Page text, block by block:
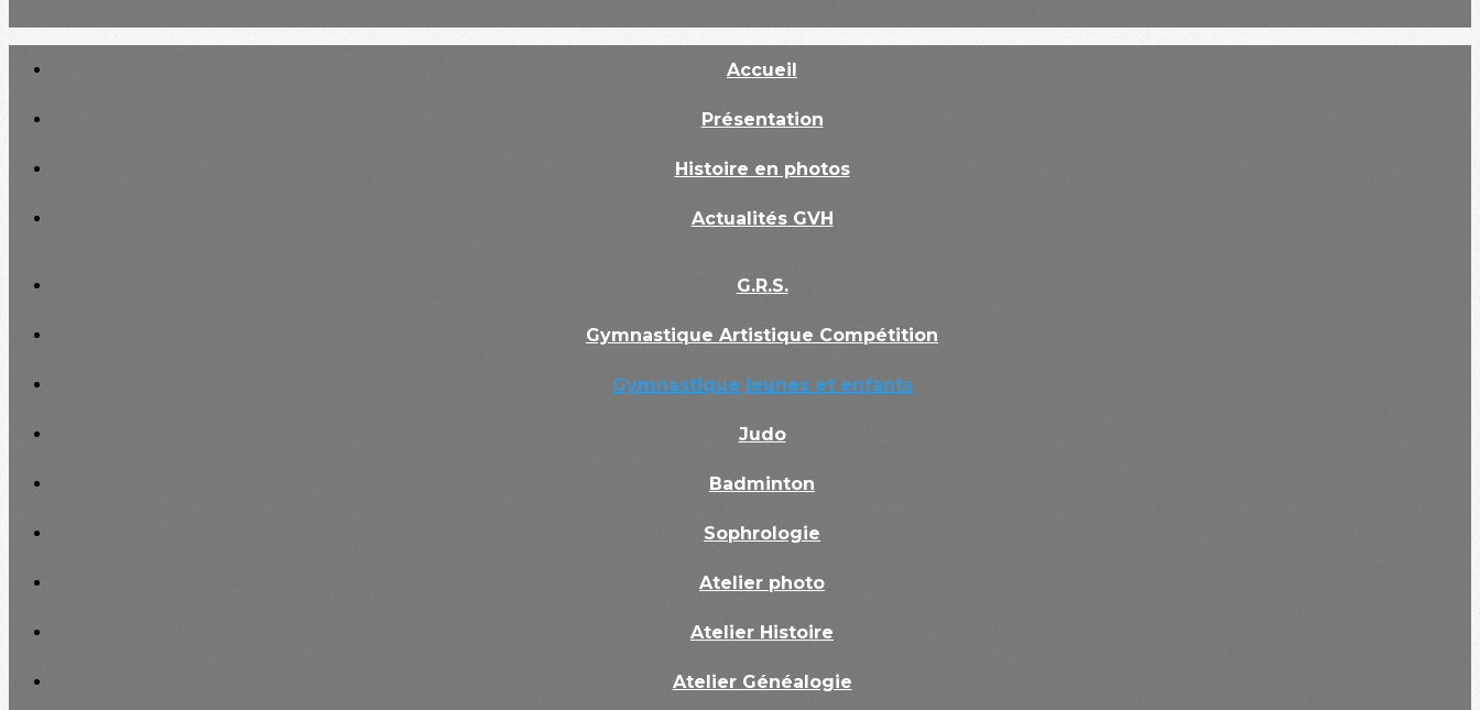
Accueil
Présentation
Histoire en photos
Actualités GVH
G.R.S.
Gymnastique Artistique Compétition
Gymnastique jeunes et enfants
Judo
Badminton
Sophrologie
Atelier photo
Atelier Histoire
Atelier Généalogie